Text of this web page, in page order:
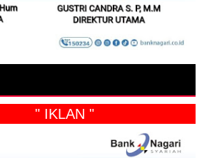
" IKLAN "